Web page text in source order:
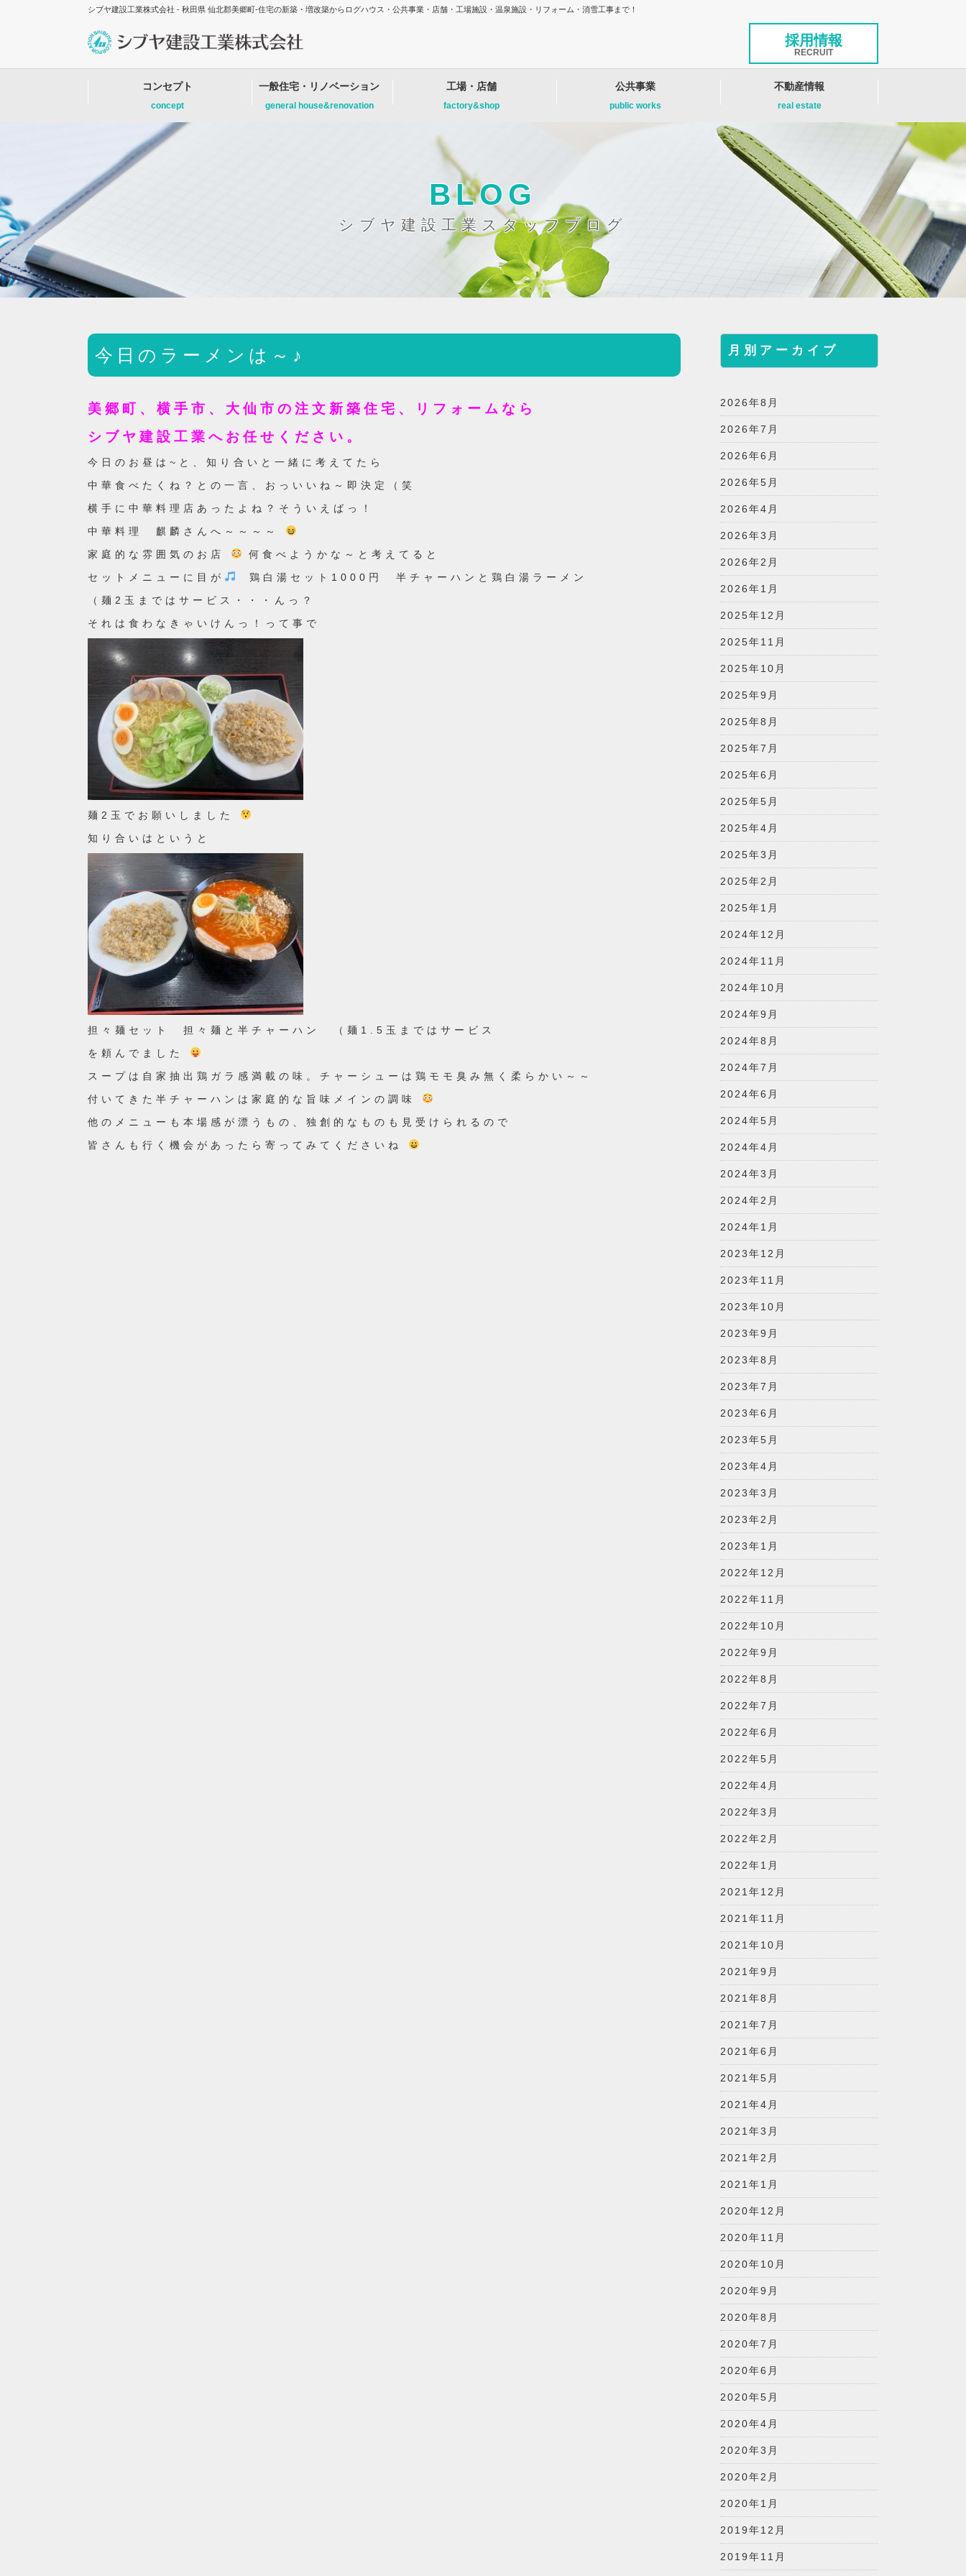
シブヤ建設工業株式会社 - 秋田県 仙北郡美郷町-住宅の新築・増改築からログハウス・公共事業・店舗・工場施設・温泉施設・リフォーム・消雪工事まで！
採用情報
RECRUIT
コンセプト
concept
一般住宅・リノベーション
general house&renovation
工場・店舗
factory&shop
公共事業
public works
不動産情報
real estate
BLOG
シブヤ建設工業スタッフブログ
今日のラーメンは～♪
美郷町、横手市、大仙市の注文新築住宅、リフォームなら
シブヤ建設工業へお任せください。
今日のお昼は~と、知り合いと一緒に考えてたら
中華食べたくね？との一言、おっいいね～即決定（笑
横手に中華料理店あったよね？そういえばっ！
中華料理 麒麟さんへ～～～～
家庭的な雰囲気のお店
何食べようかな～と考えてると
セットメニューに目が
鶏白湯セット1000円 半チャーハンと鶏白湯ラーメン
（麺2玉まではサービス・・・んっ？
それは食わなきゃいけんっ！って事で
麺2玉でお願いしました
知り合いはというと
担々麺セット 担々麺と半チャーハン （麺1.5玉まではサービス
を頼んでました
スープは自家抽出鶏ガラ感満載の味。チャーシューは鶏モモ臭み無く柔らかい～～
付いてきた半チャーハンは家庭的な旨味メインの調味
他のメニューも本場感が漂うもの、独創的なものも見受けられるので
皆さんも行く機会があったら寄ってみてくださいね
月別アーカイブ
2026年8月
2026年7月
2026年6月
2026年5月
2026年4月
2026年3月
2026年2月
2026年1月
2025年12月
2025年11月
2025年10月
2025年9月
2025年8月
2025年7月
2025年6月
2025年5月
2025年4月
2025年3月
2025年2月
2025年1月
2024年12月
2024年11月
2024年10月
2024年9月
2024年8月
2024年7月
2024年6月
2024年5月
2024年4月
2024年3月
2024年2月
2024年1月
2023年12月
2023年11月
2023年10月
2023年9月
2023年8月
2023年7月
2023年6月
2023年5月
2023年4月
2023年3月
2023年2月
2023年1月
2022年12月
2022年11月
2022年10月
2022年9月
2022年8月
2022年7月
2022年6月
2022年5月
2022年4月
2022年3月
2022年2月
2022年1月
2021年12月
2021年11月
2021年10月
2021年9月
2021年8月
2021年7月
2021年6月
2021年5月
2021年4月
2021年3月
2021年2月
2021年1月
2020年12月
2020年11月
2020年10月
2020年9月
2020年8月
2020年7月
2020年6月
2020年5月
2020年4月
2020年3月
2020年2月
2020年1月
2019年12月
2019年11月